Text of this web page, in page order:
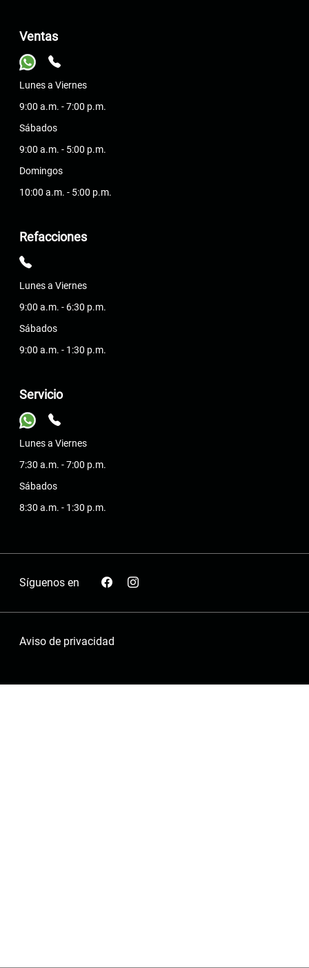
Ventas
Lunes a Viernes
9:00 a.m. - 7:00 p.m.
Sábados
9:00 a.m. - 5:00 p.m.
Domingos
10:00 a.m. - 5:00 p.m.
Refacciones
Lunes a Viernes
9:00 a.m. - 6:30 p.m.
Sábados
9:00 a.m. - 1:30 p.m.
Servicio
Lunes a Viernes
7:30 a.m. - 7:00 p.m.
Sábados
8:30 a.m. - 1:30 p.m.
Síguenos en
Aviso de privacidad